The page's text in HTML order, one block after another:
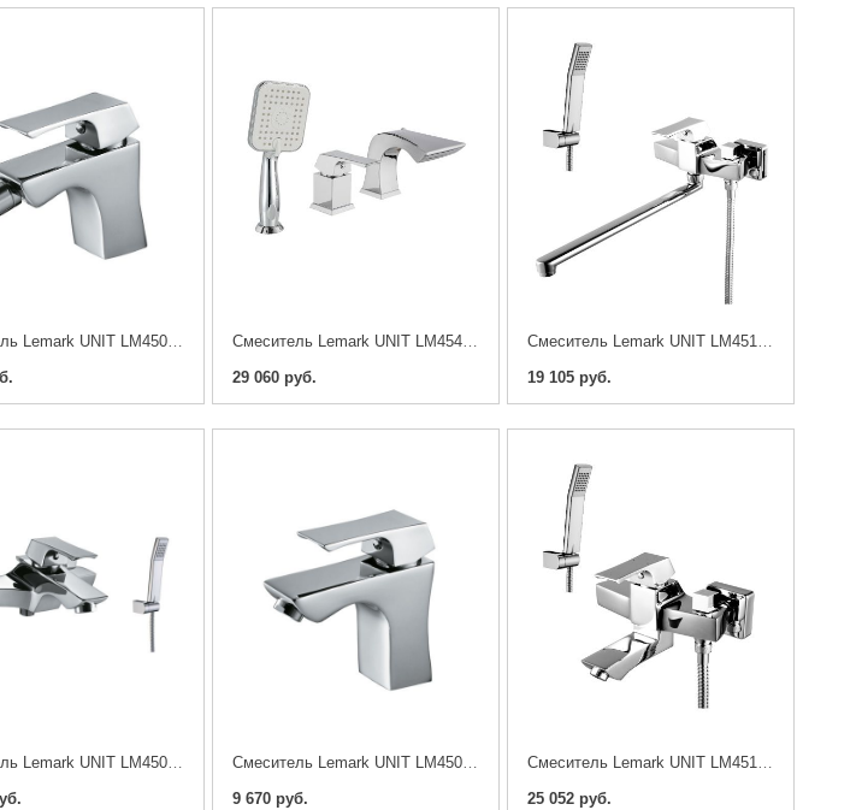
29 060 руб.
19 105 руб.
9 670 руб.
25 052 руб.